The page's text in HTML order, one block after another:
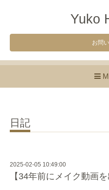
Yuko
お問
日記
2025-02-05 10:49:00
【34年前にメイク動画を